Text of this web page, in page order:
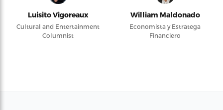
Luisito Vigoreaux
Cultural and Entertainment
Columnist
William Maldonado
Economista y Estratega
Financiero